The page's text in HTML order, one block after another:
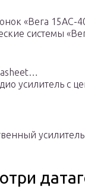
«Вега
системы
усилитель с